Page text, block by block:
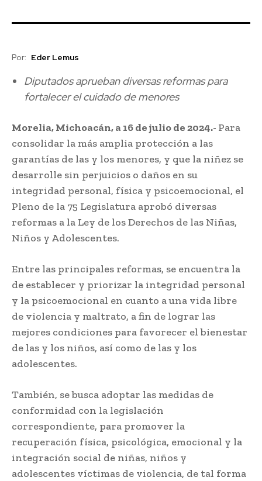
Por: Eder Lemus
Diputados aprueban diversas reformas para
fortalecer el cuidado de menores
Morelia, Michoacán, a 16 de julio de 2024.- Para
consolidar la más amplia protección a las
garantías de las y los menores, y que la niñez se
desarrolle sin perjuicios o daños en su
integridad personal, física y psicoemocional, el
Pleno de la 75 Legislatura aprobó diversas
reformas a la Ley de los Derechos de las Niñas,
Niños y Adolescentes.
Entre las principales reformas, se encuentra la
de establecer y priorizar la integridad personal
y la psicoemocional en cuanto a una vida libre
de violencia y maltrato, a fin de lograr las
mejores condiciones para favorecer el bienestar
de las y los niños, así como de las y los
adolescentes.
También, se busca adoptar las medidas de
conformidad con la legislación
correspondiente, para promover la
recuperación física, psicológica, emocional y la
integración social de niñas, niños y
adolescentes víctimas de violencia, de tal forma